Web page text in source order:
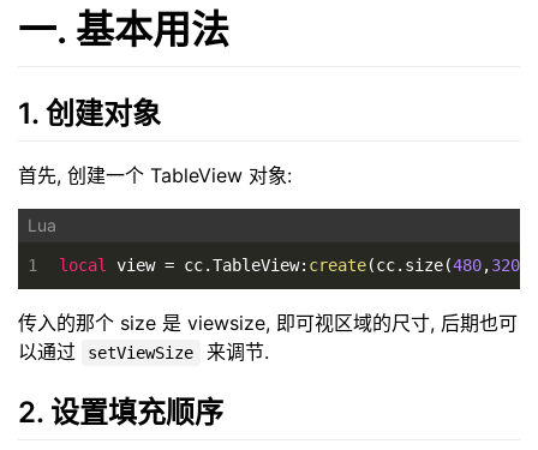
一. 基本用法
1. 创建对象
首先, 创建一个 TableView 对象:
1 local view = cc.TableView: create(cc.size(480,320
传入的那个 size 是 viewsize, 即可视区域的尺寸, 后期也可
以通过
setViewSize 来调节.
2. 设置填充顺序